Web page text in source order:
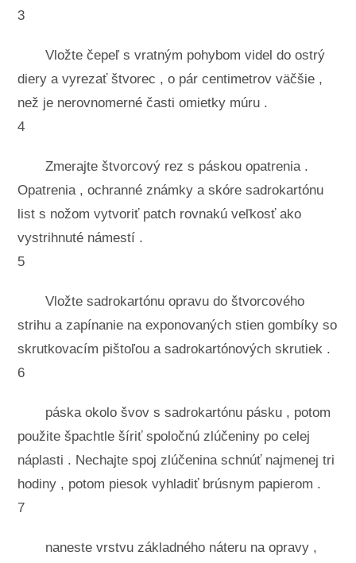
3
Vložte čepeľ s vratným pohybom videl do ostrý
diery a vyrezať štvorec , o pár centimetrov väčšie ,
než je nerovnomerné časti omietky múru .
4
Zmerajte štvorcový rez s páskou opatrenia .
Opatrenia , ochranné známky a skóre sadrokartónu
list s nožom vytvoriť patch rovnakú veľkosť ako
vystrihnuté námestí .
5
Vložte sadrokartónu opravu do štvorcového
strihu a zapínanie na exponovaných stien gombíky so
skrutkovacím pištoľou a sadrokartónových skrutiek .
6
páska okolo švov s sadrokartónu pásku , potom
použite špachtle šíriť spoločnú zlúčeniny po celej
náplasti . Nechajte spoj zlúčenina schnúť najmenej tri
hodiny , potom piesok vyhladiť brúsnym papierom .
7
naneste vrstvu základného náteru na opravy ,